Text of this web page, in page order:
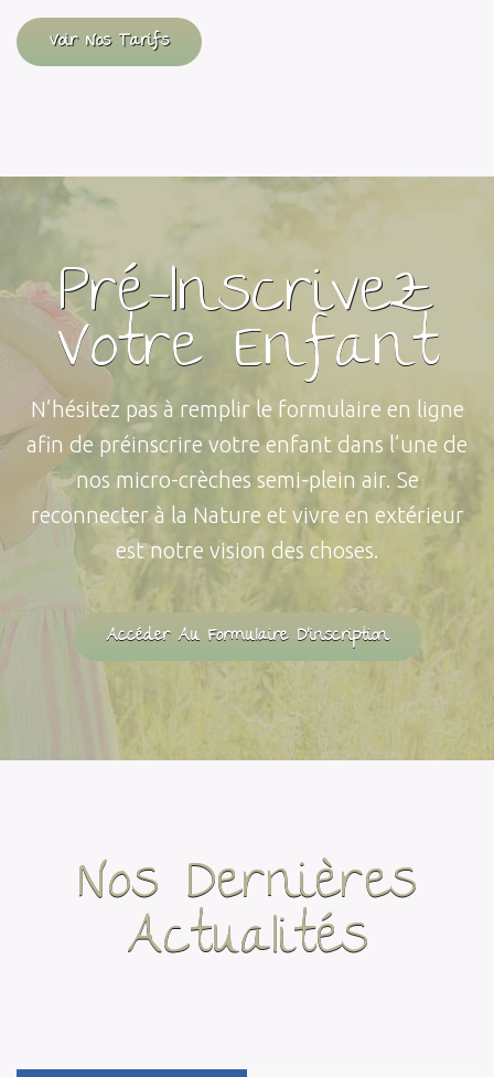
Voir Nos Tarifs
Pré-Inscrivez
Votre Enfant
N’hésitez pas à remplir le formulaire en ligne
afin de préinscrire votre enfant dans l’une de
nos micro-crèches semi-plein air. Se
reconnecter à la Nature et vivre en extérieur
est notre vision des choses.
Accéder Au Formulaire D'inscription
Nos Dernières
Actualités